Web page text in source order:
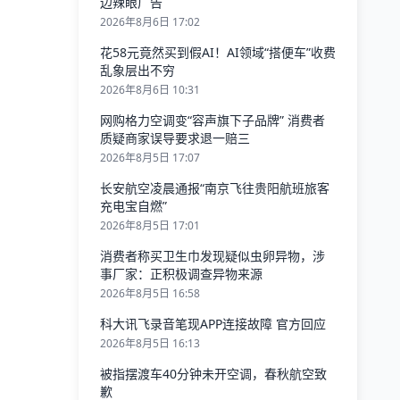
2026年8月6日 17:02
花58元竟然买到假AI！AI领域“搭便车”收费
乱象层出不穷
2026年8月6日 10:31
网购格力空调变“容声旗下子品牌” 消费者
质疑商家误导要求退一赔三
2026年8月5日 17:07
长安航空凌晨通报“南京飞往贵阳航班旅客
充电宝自燃”
2026年8月5日 17:01
消费者称买卫生巾发现疑似虫卵异物，涉
事厂家：正积极调查异物来源
2026年8月5日 16:58
科大讯飞录音笔现APP连接故障 官方回应
2026年8月5日 16:13
被指摆渡车40分钟未开空调，春秋航空致
歉